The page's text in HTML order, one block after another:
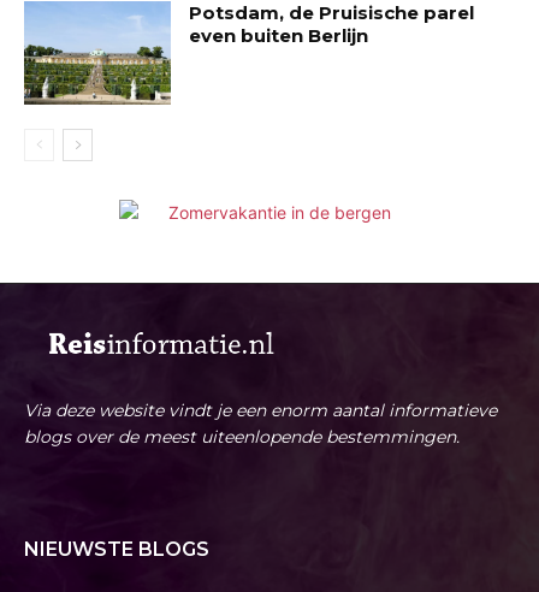
Potsdam, de Pruisische parel
even buiten Berlijn
Via deze website vindt je een enorm aantal informatieve
blogs over de meest uiteenlopende bestemmingen.
NIEUWSTE BLOGS